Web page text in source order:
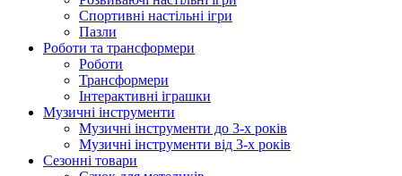
Спортивні настільні ігри
Пазли
Роботи та трансформери
Роботи
Трансформери
Інтерактивні іграшки
Музичні інструменти
Музичні інструменти до 3-х років
Музичні інструменти від 3-х років
Сезонні товари